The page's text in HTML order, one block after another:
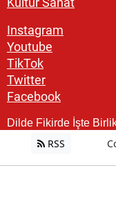
Instagram
Youtube
TikTok
Twitter
Facebook
Dilde Fikirde İşte
RSS